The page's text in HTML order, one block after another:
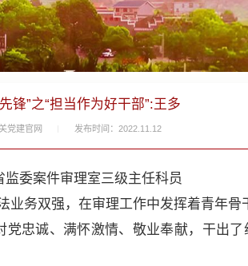
锋”之“担当作为好干部”:王多
党建官网 发布时间：2022.11.12
监委案件审理室三级主任科员
务双强，在审理工作中发挥着青年骨
忠诚、满怀激情、敬业奉献，干出